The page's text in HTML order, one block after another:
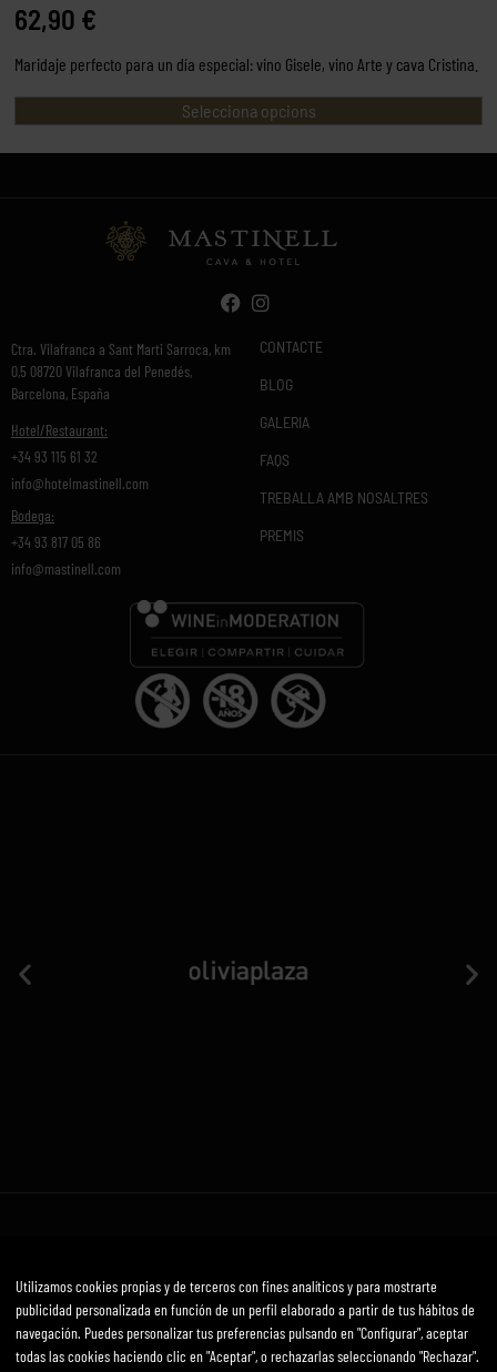
62,90 €
Maridaje perfecto para un día especial: vino Gisele, vino Arte y cava Cristina.
Selecciona opcions
Ctra. Vilafranca a Sant Marti Sarroca, km
0,5 08720 Vilafranca del Penedés,
Barcelona, España
Hotel/Restaurant:
+34 93 115 61 32
info@hotelmastinell.com
Bodega:
+34 93 817 05 86
info@mastinell.com
CONTACTE
BLOG
GALERIA
FAQS
TREBALLA AMB NOSALTRES
PREMIS
Desenvolupat per mirai
Utilizamos cookies propias y de terceros con fines analíticos y para mostrarte
publicidad personalizada en función de un perfil elaborado a partir de tus hábitos de
navegación. Puedes personalizar tus preferencias pulsando en "Configurar", aceptar
todas las cookies haciendo clic en "Aceptar", o rechazarlas seleccionando "Rechazar".